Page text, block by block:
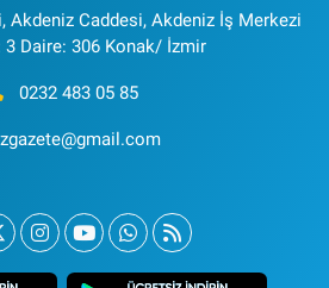
Akdeniz Caddesi, Akdeniz İş Merkezi
3 Daire: 306 Konak/ İzmir
0232 483 05 85